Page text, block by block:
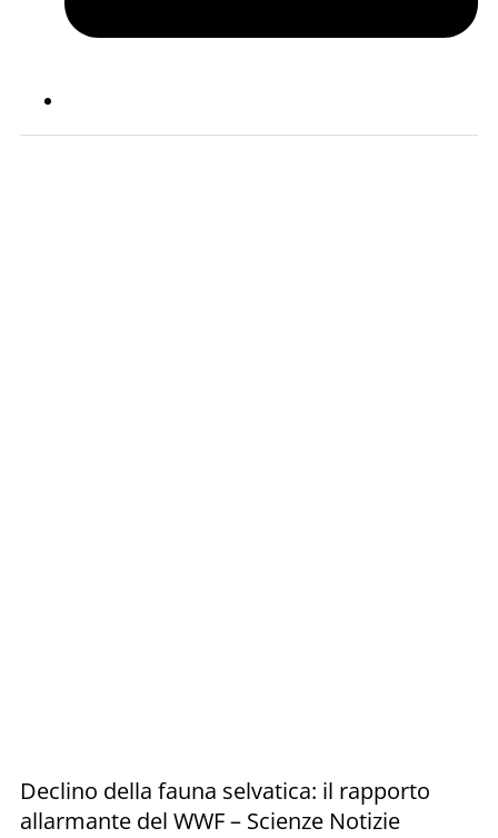
Declino della fauna selvatica: il rapporto
allarmante del WWF – Scienze Notizie